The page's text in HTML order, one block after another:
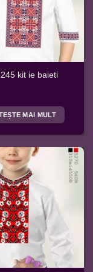
pot
fi
alese
în
pagina
produsului.
kit ie baieti
MAI MULT